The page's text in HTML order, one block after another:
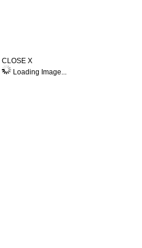
CLOSE X
Loading Image...